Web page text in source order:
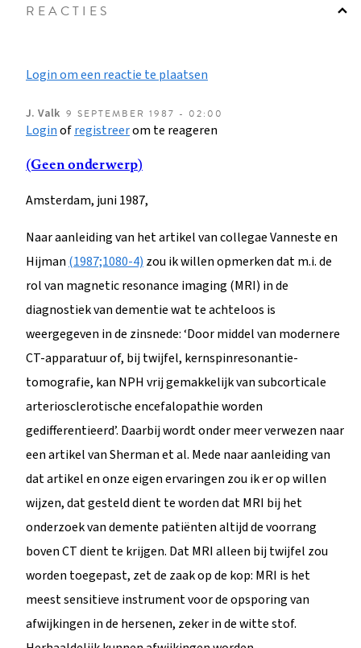
REACTIES
Login om een reactie te plaatsen
J. Valk 9 SEPTEMBER 1987 - 02:00
Loginofregistreerom te reageren
(Geen onderwerp)
Amsterdam, juni 1987,
Naar aanleiding van het artikel van collegae Vanneste en
Hijman(1987;1080-4) zou ik willen opmerken dat m.i. de
rol van magnetic resonance imaging (MRI) in de
diagnostiek van dementie wat te achteloos is
weergegeven in de zinsnede: ‘Door middel van modernere
CT-apparatuur of, bij twijfel, kernspinresonantie-
tomografie, kan NPH vrij gemakkelijk van subcorticale
arteriosclerotische encefalopathie worden
gedifferentieerd’. Daarbij wordt onder meer verwezen naar
een artikel van Sherman et al. Mede naar aanleiding van
dat artikel en onze eigen ervaringen zou ik er op willen
wijzen, dat gesteld dient te worden dat MRI bij het
onderzoek van demente patiënten altijd de voorrang
boven CT dient te krijgen. Dat MRI alleen bij twijfel zou
worden toegepast, zet de zaak op de kop: MRI is het
meest sensitieve instrument voor de opsporing van
afwijkingen in de hersenen, zeker in de witte stof.